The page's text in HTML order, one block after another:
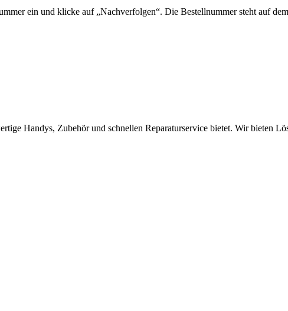
ein und klicke auf „Nachverfolgen“. Die Bestellnummer steht auf
Handys, Zubehör und schnellen Reparaturservice bietet. Wir bieten